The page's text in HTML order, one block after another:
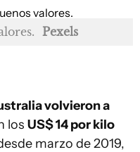
Pexels
volvieron a
los US$ 14 por kilo
marzo de 2019,